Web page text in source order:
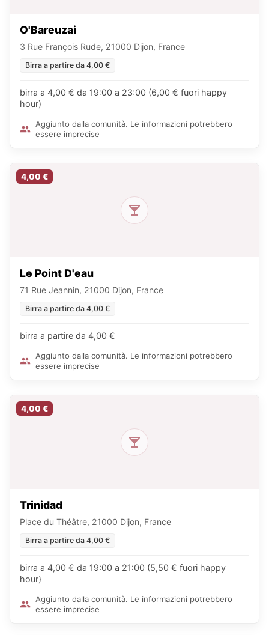
O'Bareuzai
3 Rue François Rude, 21000 Dijon, France
Birra a partire da 4,00 €
birra a 4,00 € da 19:00 a 23:00 (6,00 € fuori happy
hour)
Aggiunto dalla comunità. Le informazioni potrebbero
essere imprecise
4,00 €
Le Point D'eau
71 Rue Jeannin, 21000 Dijon, France
Birra a partire da 4,00 €
birra a partire da 4,00 €
Aggiunto dalla comunità. Le informazioni potrebbero
essere imprecise
4,00 €
Trinidad
Place du Théâtre, 21000 Dijon, France
Birra a partire da 4,00 €
birra a 4,00 € da 19:00 a 21:00 (5,50 € fuori happy
hour)
Aggiunto dalla comunità. Le informazioni potrebbero
essere imprecise